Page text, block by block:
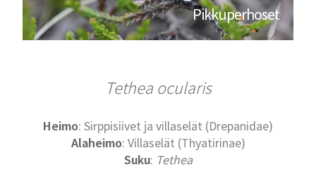
Pikkuperhoset
Tethea ocularis
Heimo: Sirppisiivet ja villaselät (Drepanidae)
Alaheimo: Villaselät (Thyatirinae)
Suku: Tethea